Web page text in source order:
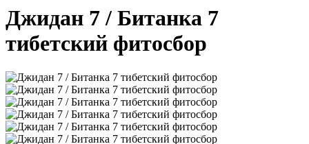
Джидан 7 / Битанка 7
тибетский фитосбор